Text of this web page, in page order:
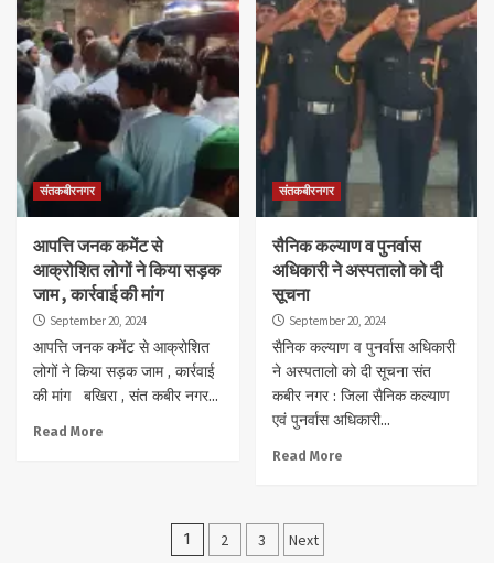
संतकबीरनगर
आपत्ति जनक कमेंट से
आक्रोशित लोगों ने किया सड़क
जाम , कार्रवाई की मांग
September 20, 2024
आपत्ति जनक कमेंट से आक्रोशित
लोगों ने किया सड़क जाम , कार्रवाई
की मांग बखिरा , संत कबीर नगर...
Read More
संतकबीरनगर
सैनिक कल्याण व पुनर्वास
अधिकारी ने अस्पतालो को दी
सूचना
September 20, 2024
सैनिक कल्याण व पुनर्वास अधिकारी
ने अस्पतालो को दी सूचना संत
कबीर नगर : जिला सैनिक कल्याण
एवं पुनर्वास अधिकारी...
Read More
Posts
1 2 3 Next